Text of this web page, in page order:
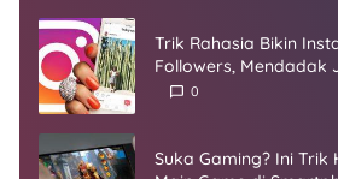
Trik Rahasia Bikin
Followers, Mendadak
0
Suka Gaming? Ini